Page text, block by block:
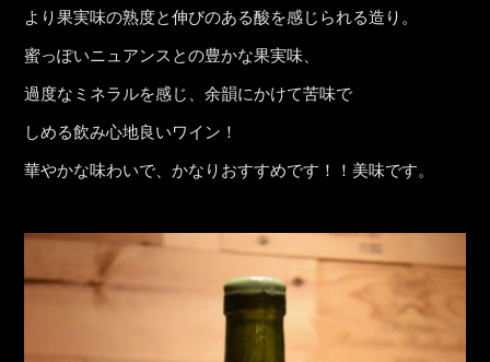
より果実味の熟度と伸びのある酸を感じられる造り。
蜜っぽいニュアンスとの豊かな果実味、
過度なミネラルを感じ、余韻にかけて苦味で
しめる飲み心地良いワイン！
華やかな味わいで、かなりおすすめです！！美味です。